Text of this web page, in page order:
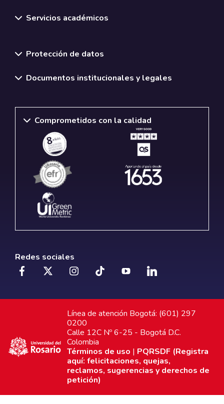
Servicios académicos
Protección de datos
Documentos institucionales y legales
Comprometidos con la calidad
Redes sociales
Línea de atención Bogotá: (601) 297
0200
Calle 12C Nº 6-25 - Bogotá D.C.
Colombia
Términos de uso | PQRSDF (Registra
aquí: felicitaciones, quejas,
reclamos, sugerencias y derechos de
petición)